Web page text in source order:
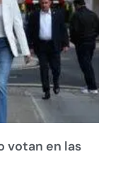
votan en las